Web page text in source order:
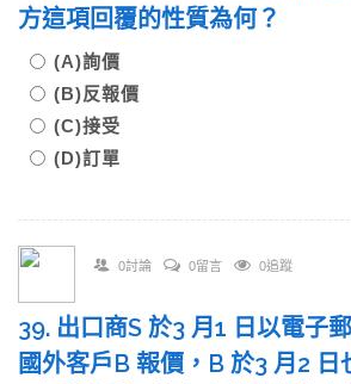
方這項回覆的性質為何？
(A)詢價
(B)反報價
(C)接受
(D)訂單
0討論 0留言 0追蹤
39. 出口商S 於3 月1 日以電子
國外客戶B 報價，B 於3 月2 日